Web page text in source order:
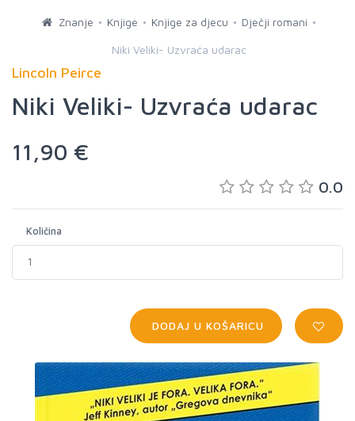
Znanje Knjige Knjige za djecu Dječji romani
Niki Veliki- Uzvraća udarac
Lincoln Peirce
Niki Veliki- Uzvraća udarac
11,90 €
0.0
Količina
DODAJ U KOŠARICU